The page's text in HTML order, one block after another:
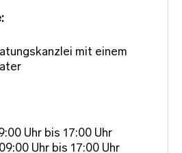
mit einem
Uhr bis 17:00 Uhr
Uhr bis 17:00 Uhr